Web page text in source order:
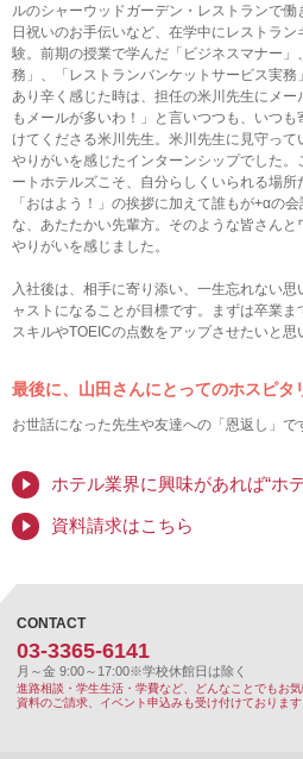
ルのシャーウッドガーデン・レストランで
日祝いのお手伝いなど、在学中にレストラ
験。前期の授業で学んだ「ビジネスマナー
務」、「レストランバンケットサービス実
あり辛く感じた時は、担任の米川先生にメー
もメールが多いわ！」と言いつつも、いつ
けてくださる米川先生。米川先生に見守っ
やりがいを感じたインターンシップでした
ートホテルズこそ、自分らしくいられる場所
「おはよう！」の挨拶に加えて誰もが+αの
な、あたたかい先輩方。そのような皆さん
やりがいを感じました。
入社後は、相手に寄り添い、一生忘れない
ャストになることが目標です。まずは卒業
スキルやTOEICの点数をアップさせたいと思
最後に、山田さんにとってのホスピタ
お世話になった先生や友達への「恩返し」で
ホテル業界に興味があれば“ホ
資料請求はこちら
CONTACT
03-3365-6141
月～金 9:00～17:00※学校休館日は除く
進路相談・学生生活・学費など、どんなことでもお気
資料のご請求、イベント申込みも受け付けております